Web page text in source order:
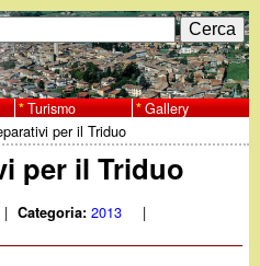
d
Turismo Gallery
per il Triduo
per il Triduo
| Categoria:2013 |